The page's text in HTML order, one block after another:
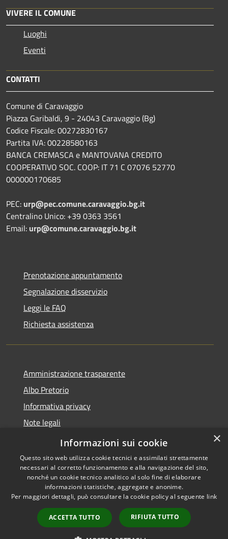
VIVERE IL COMUNE
Luoghi
Eventi
CONTATTI
Comune di Caravaggio
Piazza Garibaldi, 9 - 24043 Caravaggio (Bg)
Codice Fiscale: 00272830167
Partita IVA: 00228580163
BANCA CREMASCA e MANTOVANA CREDITO
COOPERATIVO SOC. COOP: IT 71 C 07076 52770
000000170685
PEC: urp@pec.comune.caravaggio.bg.it
Centralino Unico: +39 0363 3561
Email: urp@comune.caravaggio.bg.it
Prenotazione appuntamento
Segnalazione disservizio
Leggi le FAQ
Richiesta assistenza
Amministrazione trasparente
Albo Pretorio
Informativa privacy
Note legali
Dichiarazione di accessibilità
Accessibilità
Copyright © 2026 • Comune di
Caravaggio • Powered by
Municipium•
Accesso
redazione
×
Informazioni sui cookie
Questo sito web utilizza cookie tecnici e assimilati strettamente
necessari al corretto funzionamento e alla navigazione del sito,
nonché un cookie tecnico analitico al solo fine di elaborare
informazioni statistiche, aggregate e anonime.
Per maggiori dettagli, può consultare la cookie policy al seguente link
ACCETTA TUTTO RIFIUTA TUTTO